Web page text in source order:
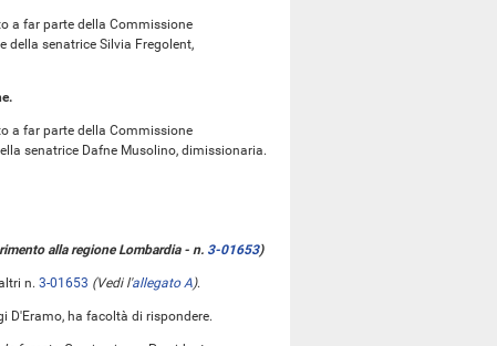
a far parte della Commissione
della senatrice Silvia Fregolent,
a far parte della Commissione
senatrice Dafne Musolino, dimissionaria.
alla regione Lombardia - n. 3-01653)
n. 3-01653 (Vedi l'allegato A).
D'Eramo, ha facoltà di rispondere.